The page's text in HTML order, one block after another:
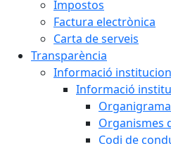
Impostos
Factura electrònica
Carta de serveis
Transparència
Informació
Informació
Organismes
Codi de